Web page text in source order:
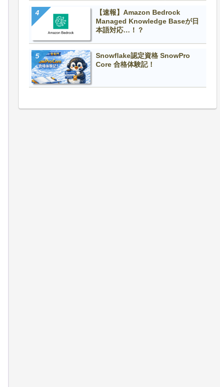
【速報】Amazon Bedrock
Managed Knowledge Baseが日
本語対応…！？
Snowflake認定資格 SnowPro
Core 合格体験記！